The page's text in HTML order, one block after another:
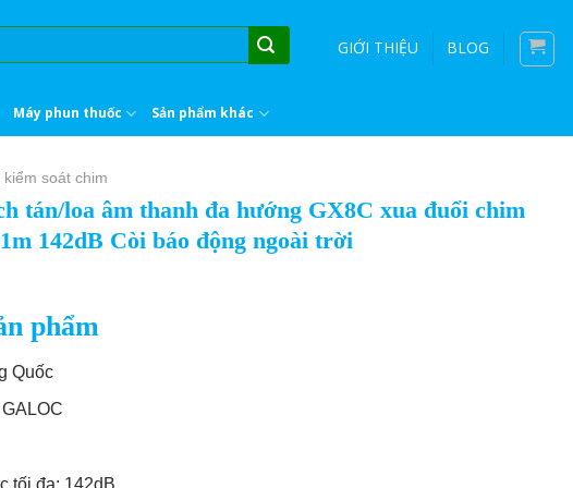
GIỚI THIỆU BLOG
Máy phun thuốc Sản phẩm khác
kiểm soát chim
tán/loa âm thanh đa hướng GX8C xua đuổi chim
142dB Còi báo động ngoài trời
phẩm
Quốc